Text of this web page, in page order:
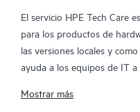
El servicio HPE Tech Care
para los productos de
las versiones locales y
ayuda a los equipos de IT
las cosas, en lugar de tener
Mostrar más